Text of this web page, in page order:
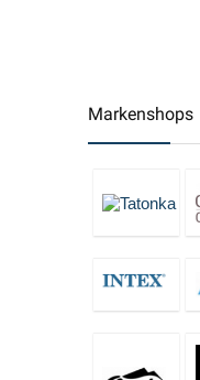
Markenshops